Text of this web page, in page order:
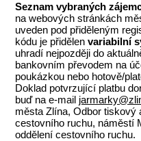
Seznam vybraných
na webových stránkách
uveden pod přiděleným
kódu je přidělenvariabilní
uhradí nejpozději do
bankovním převodem na
poukázkou nebo hotově/
Doklad potvrzující platbu
buď na e-mail
města Zlína, Odbor tiskový
cestovního ruchu, náměstí
oddělení cestovního ruchu.